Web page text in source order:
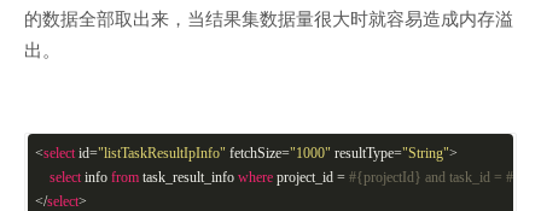
的数据全部取出来，当结果集数据量很大时就容易造成内存溢
出。
<selectid="listTaskResultIpInfo" fetchSize="1000" resultType="String">
selectinfo fromtask_result_info whereproject_id = #{projectId} and task_id =
</select>